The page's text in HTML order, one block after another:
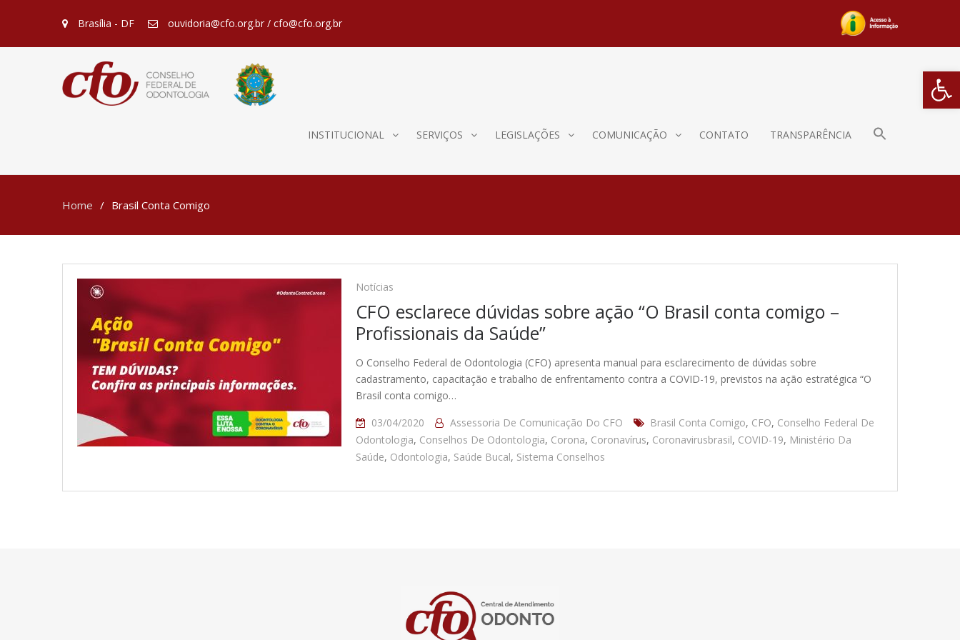
Barra de
Brasília - DF ouvidoria@cfo.org.br / cfo@cfo.org.br
INSTITUCIONAL SERVIÇOS LEGISLAÇÕES COMUNICAÇÃO CONTATO TRANSPARÊNCIA
Home Brasil Conta Comigo
Notícias
CFO esclarece dúvidas sobre ação “O Brasil conta comigo –
Profissionais da Saúde”
O Conselho Federal de Odontologia (CFO) apresenta manual para esclarecimento de dúvidas sobre
cadastramento, capacitação e trabalho de enfrentamento contra a COVID-19, previstos na ação estratégica “O
Brasil conta comigo…
03/04/2020
Assessoria De Comunicação Do CFO Brasil Conta Comigo, CFO, Conselho Federal De
Odontologia, Conselhos De Odontologia, Corona, Coronavírus, Coronavirusbrasil, COVID-19, Ministério Da
Saúde, Odontologia, Saúde Bucal, Sistema Conselhos